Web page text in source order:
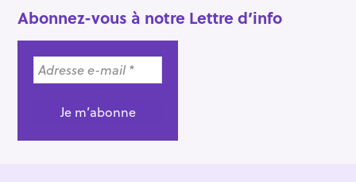
Abonnez-vous à notre Lettre d’info